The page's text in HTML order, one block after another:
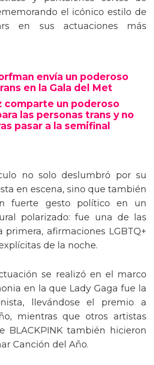
el icónico estilo de
en sus actuaciones más
envía un poderoso
en la Gala del Met
comparte un poderoso
las personas trans y no
pasar a la semifinal
no solo deslumbró por su
en escena, sino que también
fuerte gesto político en un
polarizado: fue una de las
primera, afirmaciones LGBTQ+
de la noche.
se realizó en el marco
en la que Lady Gaga fue la
llevándose el premio a
mientras que otros artistas
BLACKPINK también hicieron
Canción del Año.